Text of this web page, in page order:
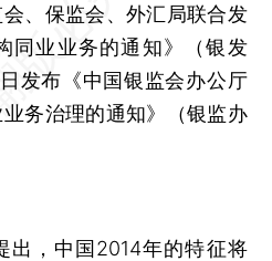
、保监会、外汇局联合发
同业业务的通知》（银发
发布《中国银监会办公厅
务治理的通知》（银监办
，中国2014年的特征将